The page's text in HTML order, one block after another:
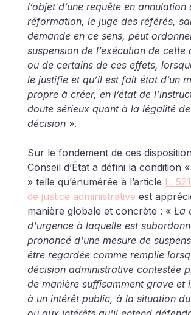
l’objet d’une requête en annulation
réformation, le juge des référés,
demande en ce sens, peut
suspension de l’exécution de cette
ou de certains de ces effets,
le justifie et qu’il est fait état d’un
propre à créer, en l’état de
doute sérieux quant à la légalité
décision ».
Sur le fondement de ces
Conseil d’État a défini la condition
» telle qu’énumérée à l’article L.
de justice administrative est
manière globale et concrète : « La
d'urgence à laquelle est
prononcé d'une mesure de
être regardée comme remplie
décision administrative contestée
de manière suffisamment grave et
à un intérêt public, à la situation